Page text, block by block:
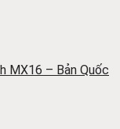
MX16 – Bản Quốc